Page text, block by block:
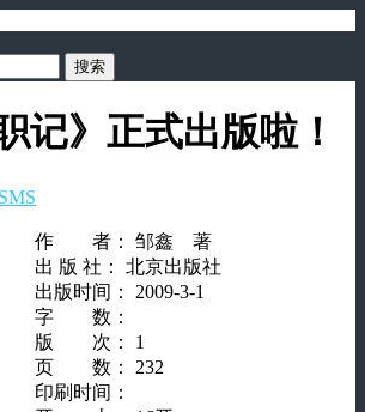
记》正式出版啦！
SMS
作 者： 邹鑫 著
出 版 社： 北京出版社
出版时间： 2009-3-1
字 数：
版 次： 1
页 数： 232
印刷时间：